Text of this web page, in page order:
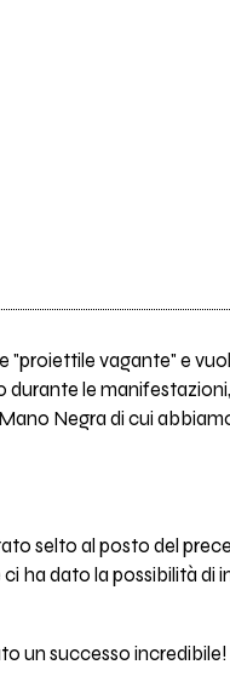
"proiettile vagante" e
durante le manifestazioni,
Negra di cui
selto al posto del
ha dato la possibilità di
un successo incredibile!